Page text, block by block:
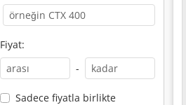
Fiyat:
-
Sadece fiyatla birlikte